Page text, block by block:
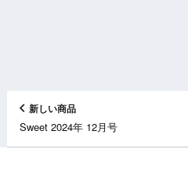
新しい商品
Sweet 2024年 12月号